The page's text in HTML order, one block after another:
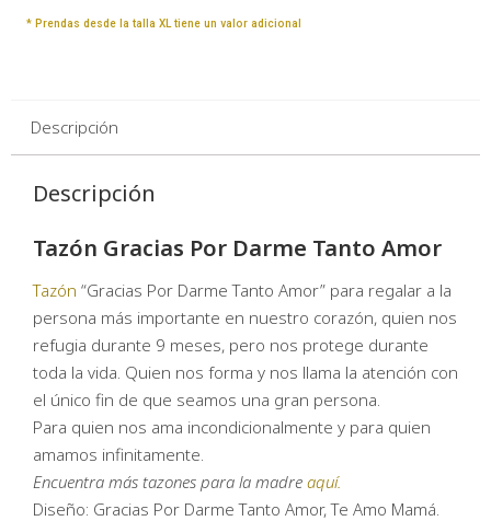
* Prendas desde la talla XL tiene un valor adicional
Descripción
Descripción
Tazón Gracias Por Darme Tanto Amor
Tazón “Gracias Por Darme Tanto Amor” para regalar a la
persona más importante en nuestro corazón, quien nos
refugia durante 9 meses, pero nos protege durante
toda la vida. Quien nos forma y nos llama la atención con
el único fin de que seamos una gran persona.
Para quien nos ama incondicionalmente y para quien
amamos infinitamente.
Encuentra más tazones para la madre aquí.
Diseño: Gracias Por Darme Tanto Amor, Te Amo Mamá.